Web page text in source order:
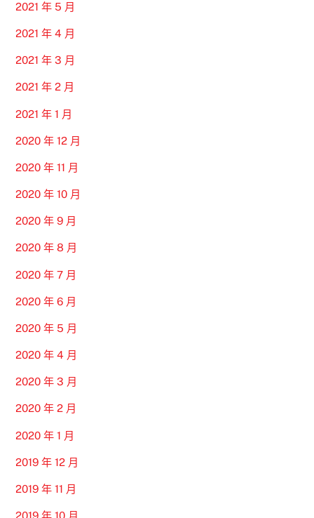
2021 年 5 月
2021 年 4 月
2021 年 3 月
2021 年 2 月
2021 年 1 月
2020 年 12 月
2020 年 11 月
2020 年 10 月
2020 年 9 月
2020 年 8 月
2020 年 7 月
2020 年 6 月
2020 年 5 月
2020 年 4 月
2020 年 3 月
2020 年 2 月
2020 年 1 月
2019 年 12 月
2019 年 11 月
2019 年 10 月